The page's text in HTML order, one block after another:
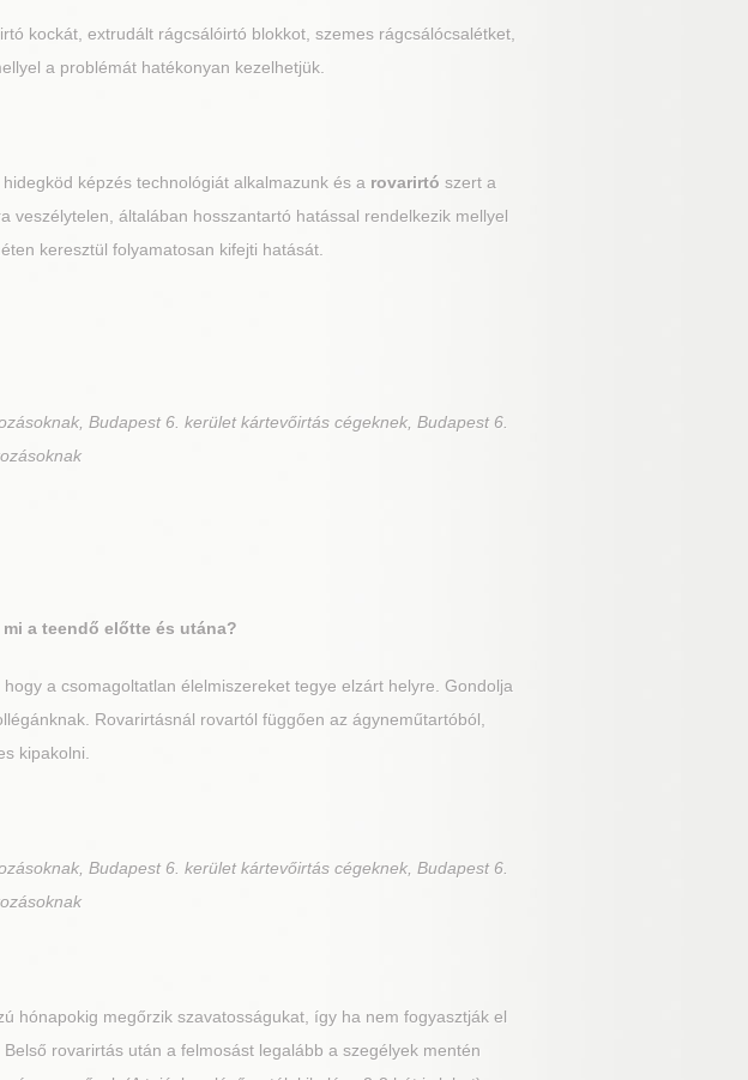
kockát, extrudált rágcsálóirtó blokkot, szemes rágcsálócsalétket,
a problémát hatékonyan kezelhetjük.
képzés technológiát alkalmazunk és a rovarirtó szert a
általában hosszantartó hatással rendelkezik mellyel
keresztül folyamatosan kifejti hatását.
Budapest 6. kerület kártevőirtás cégeknek, Budapest 6.
a teendő előtte és utána?
a csomagoltatlan élelmiszereket tegye elzárt helyre. Gondolja
Rovarirtásnál rovartól függően az ágyneműtartóból,
kipakolni.
Budapest 6. kerület kártevőirtás cégeknek, Budapest 6.
hónapokig megőrzik szavatosságukat, így ha nem fogyasztják el
rovarirtás után a felmosást legalább a szegélyek mentén